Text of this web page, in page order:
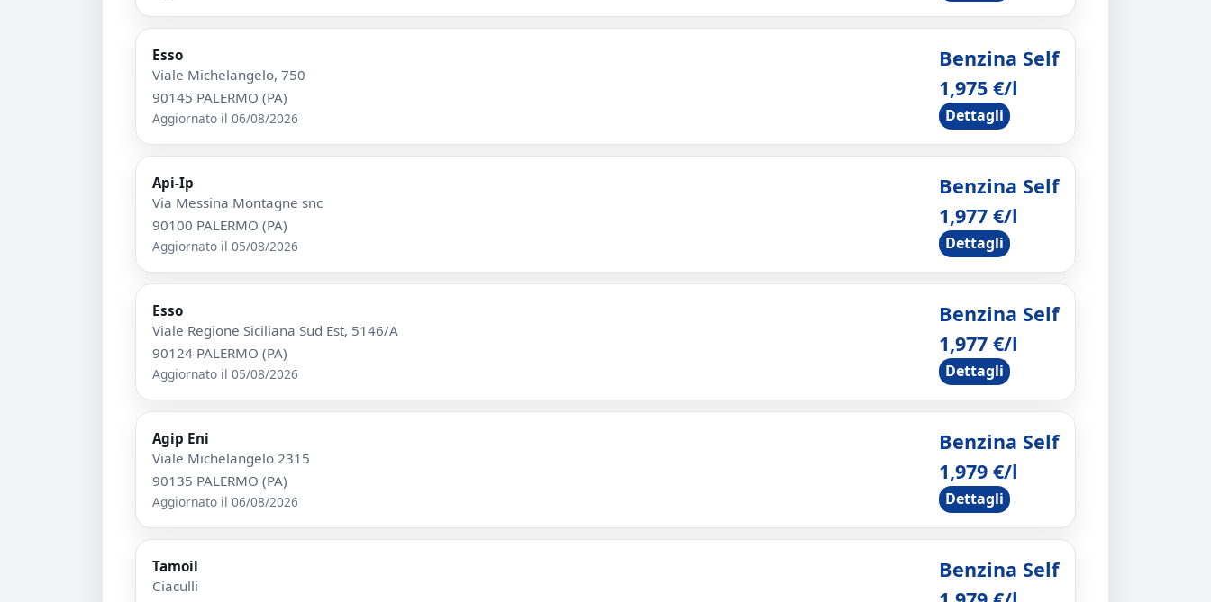
Esso
Viale Michelangelo, 750
90145 PALERMO (PA)
Aggiornato il 06/08/2026
Benzina Self
1,975 €/l
Dettagli
Api-Ip
Via Messina Montagne snc
90100 PALERMO (PA)
Aggiornato il 05/08/2026
Benzina Self
1,977 €/l
Dettagli
Esso
Viale Regione Siciliana Sud Est, 5146/A
90124 PALERMO (PA)
Aggiornato il 05/08/2026
Benzina Self
1,977 €/l
Dettagli
Agip Eni
Viale Michelangelo 2315
90135 PALERMO (PA)
Aggiornato il 06/08/2026
Benzina Self
1,979 €/l
Dettagli
Tamoil
Ciaculli
Benzina Self